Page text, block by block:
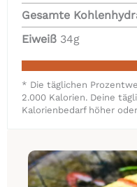
Gesamte
Eiweiß 34g
* Die täglichen
2.000 Kalorien. Deine
Kalorienbedarf höher